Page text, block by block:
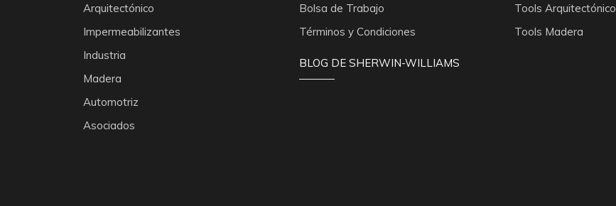
Arquitectónico
Impermeabilizantes
Industria
Madera
Automotriz
Asociados
Bolsa de Trabajo
Términos y Condiciones
Tools Arquitectónico
Tools Madera
BLOG DE SHERWIN-WILLIAMS